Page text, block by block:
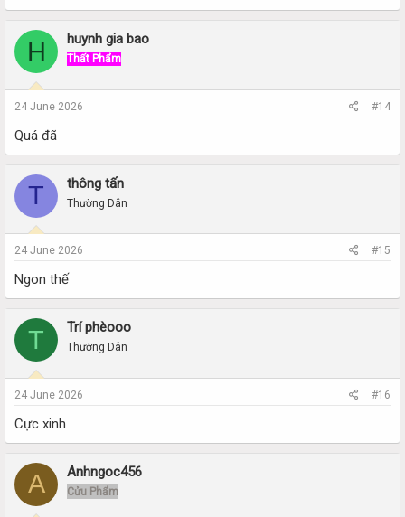
H huynh gia bao
Thất Phẩm
24 June 2026 #14
Quá đã
T thông tấn
Thường Dân
24 June 2026 #15
Ngon thế
T Trí phèooo
Thường Dân
24 June 2026 #16
Cực xinh
A Anhngoc456
Cửu Phẩm